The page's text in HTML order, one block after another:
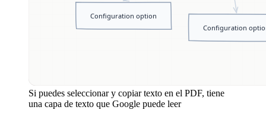
Si puedes seleccionar y copiar texto en el PDF, tiene
una capa de texto que Google puede leer